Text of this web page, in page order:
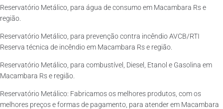
Reservatório Metálico, para água de consumo em Macambara Rs e
região.
Reservatório Metálico, para prevenção contra incêndio AVCB/RTI
Reserva técnica de incêndio em Macambara Rs e região.
Reservatório Metálico, para combustível, Diesel, Etanol e Gasolina em
Macambara Rs e região.
Reservatório Metálico: Fabricamos os melhores produtos, com os
melhores preços e formas de pagamento, para atender em Macambara